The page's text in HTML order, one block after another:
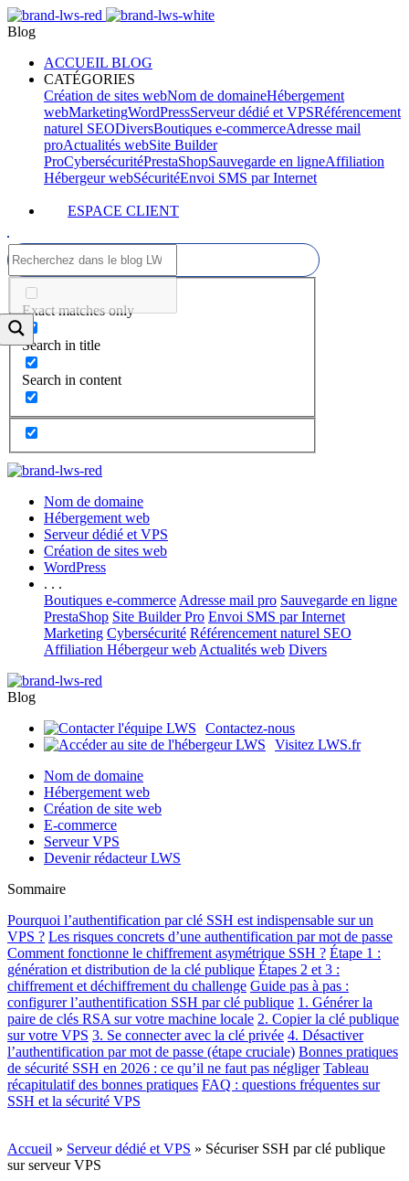
Blog
ACCUEIL BLOG
CATÉGORIES
Création de sites webNom de domaineHébergement
webMarketingWordPressServeur dédié et VPSRéférencement
naturel SEODiversBoutiques e-commerceAdresse mail
proActualités webSite Builder
ProCybersécuritéPrestaShopSauvegarde en ligneAffiliation
Hébergeur webSécuritéEnvoi SMS par Internet
ESPACE CLIENT
Exact matches only
Search in title
Search in content
Nom de domaine
Hébergement web
Serveur dédié et VPS
Création de sites web
WordPress
. . .
Boutiques e-commerce Adresse mail pro Sauvegarde en ligne
PrestaShop Site Builder Pro Envoi SMS par Internet
Marketing Cybersécurité Référencement naturel SEO
Affiliation Hébergeur web Actualités web Divers
Blog
Contactez-nous
Visitez LWS.fr
Nom de domaine
Hébergement web
Création de site web
E-commerce
Serveur VPS
Devenir rédacteur LWS
Sommaire
Pourquoi l’authentification par clé SSH est indispensable sur un
VPS ? Les risques concrets d’une authentification par mot de passe
Comment fonctionne le chiffrement asymétrique SSH ? Étape 1 :
génération et distribution de la clé publique Étapes 2 et 3 :
chiffrement et déchiffrement du challenge Guide pas à pas :
configurer l’authentification SSH par clé publique 1. Générer la
paire de clés RSA sur votre machine locale 2. Copier la clé publique
sur votre VPS 3. Se connecter avec la clé privée 4. Désactiver
l’authentification par mot de passe (étape cruciale) Bonnes pratiques
de sécurité SSH en 2026 : ce qu’il ne faut pas négliger Tableau
récapitulatif des bonnes pratiques FAQ : questions fréquentes sur
SSH et la sécurité VPS
Accueil » Serveur dédié et VPS » Sécuriser SSH par clé publique
sur serveur VPS